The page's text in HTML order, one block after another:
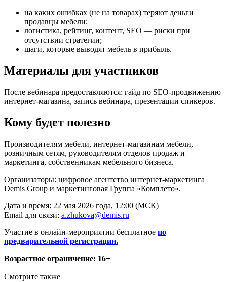
на каких ошибках (не на товарах) теряют деньги
продавцы мебели;
логистика, рейтинг, контент, SEO — риски при
отсутствии стратегии;
шаги, которые выводят мебель в прибыль.
Материалы для участников
После вебинара предоставляются: гайд по SEO-продвижению
интернет-магазина, запись вебинара, презентации спикеров.
Кому будет полезно
Производителям мебели, интернет-магазинам мебели,
розничным сетям, руководителям отделов продаж и
маркетинга, собственникам мебельного бизнеса.
Организаторы: цифровое агентство интернет-маркетинга
Demis Group и маркетинговая Группа «Комплето».
Дата и время: 22 мая 2026 года, 12:00 (МСК)
Email для связи: a.zhukova@demis.ru
Участие в онлайн-мероприятии бесплатное по
предварительной регистрации.
Возрастное ограничение: 16+
Смотрите также